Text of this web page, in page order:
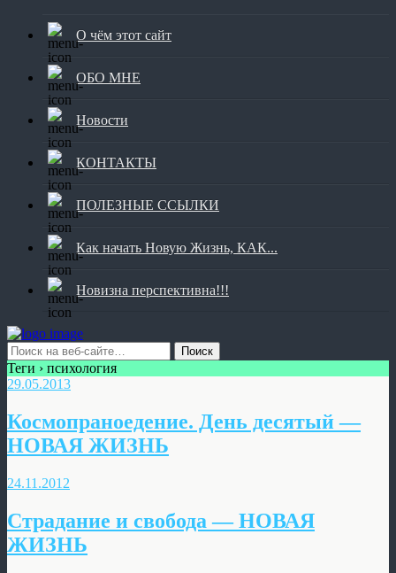
О чём этот сайт
ОБО МНЕ
Новости
КОНТАКТЫ
ПОЛЕЗНЫЕ ССЫЛКИ
Как начать Новую Жизнь, КАК...
Новизна перспективна!!!
Теги › психология
29.05.2013
Космопраноедение. День десятый —
НОВАЯ ЖИЗНЬ
24.11.2012
Страдание и свобода — НОВАЯ
ЖИЗНЬ